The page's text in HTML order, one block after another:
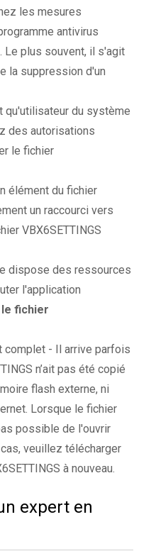
les mesures
antivirus
Le plus souvent, il s'agit
la suppression d'un
qu'utilisateur du système
des autorisations
le fichier
élément du fichier
un raccourci vers
VBX6SETTINGS
dispose des ressources
l'application
fichier
- Il arrive parfois
n’ait pas été copié
flash externe, ni
Lorsque le fichier
possible de l'ouvrir
veuillez télécharger
à nouveau.
expert en